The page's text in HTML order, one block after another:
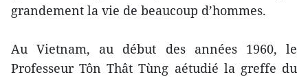
grandement la vie de beaucoup d’hommes.
Au Vietnam, au début des années 1960, le
Professeur Tôn Thât Tùng aétudié la greffe du